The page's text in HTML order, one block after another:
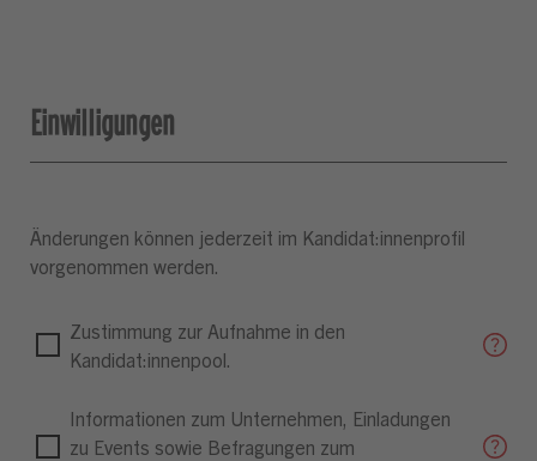
Einwilligungen
Änderungen können jederzeit im Kandidat:innenprofil
vorgenommen werden.
Zustimmung zur Aufnahme in den
Kandidat:innenpool.
Informationen zum Unternehmen, Einladungen
zu Events sowie Befragungen zum